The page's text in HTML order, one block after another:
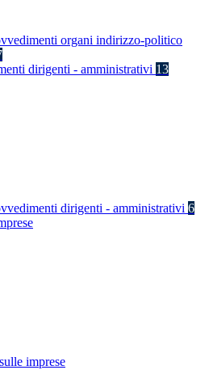
organi indirizzo-politico
dirigenti - amministrativi 13
dirigenti - amministrativi 6
imprese